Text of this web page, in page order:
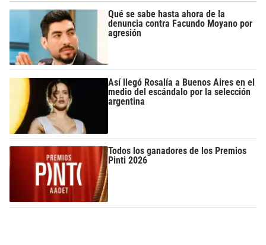
Qué se sabe hasta ahora de la
denuncia contra Facundo Moyano por
agresión
Así llegó Rosalía a Buenos Aires en el
medio del escándalo por la selección
argentina
Todos los ganadores de los Premios
Pinti 2026